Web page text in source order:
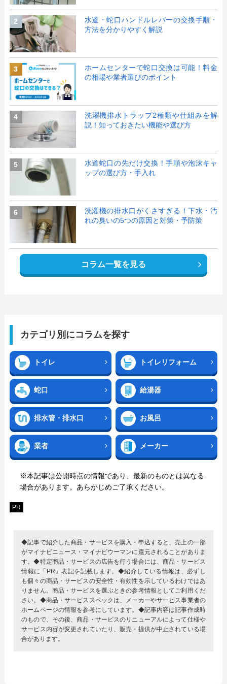
2
水道・蛇口ハンドルレバーの交換手順・
方法を分かりやすく解説
3
ホームセンターで蛇口交換は可能！料金
の相場や業者選びのポイント
4
洗濯機排水トラップ2種類や仕組みを解
説！知っておきたい機能や選び方
5
水道蛇口の先だけ交換！手順や泡沫キャ
ップの選び方・手入れ
6
洗濯機の排水口がくさすぎる！下水・汚
れの臭いの5つの原因と対策・予防策
コラム一覧を見る
カテゴリ別にコラムを探す
トイレ トイレリフォーム
蛇口 給湯器
排水管・排水口 お風呂
業者 メーカー
※本記事は公開時点の情報であり、最新のものとは異なる
場合があります。あらかじめご了承ください。
PR
◆記事で紹介した商品・サービスを購入・申込すると、売上の一部
がマイナビニュース・マイナビウーマンに還元されることがありま
す。◆特定商品・サービスの広告を行う場合には、商品・サービス
情報に「PR」表記を記載します。◆紹介している情報は、必ずし
も個々の商品・サービスの安全性・有効性を示しているわけではあ
りません。商品・サービスを選ぶときの参考情報としてご利用くだ
さい。◆商品・サービススペックは、メーカーやサービス事業者の
ホームページの情報を参考にしています。◆記事内容は記事作成時
のもので、その後、商品・サービスのリニューアルによって仕様や
サービス内容が変更されていたり、販売・提供が中止されている場
合があります。